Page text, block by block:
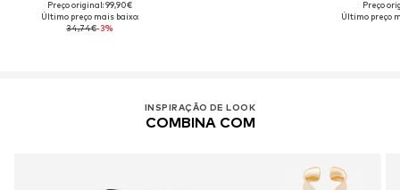
Preço original: 99,90€
Último preço mais baixo:
34,74€-3%
Preço
Último preço
INSPIRAÇÃO DE LOOK
COMBINA COM